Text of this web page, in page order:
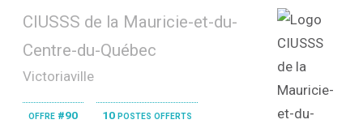
CIUSSS de la Mauricie-et-du-
Centre-du-Québec
Victoriaville
offre #90 10 postes offerts